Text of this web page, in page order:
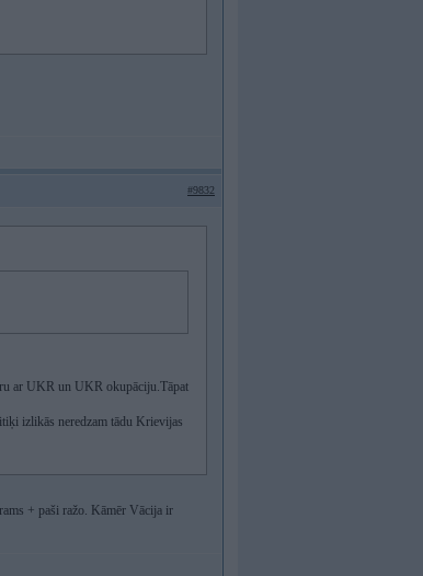
#9832
ar UKR un UKR okupāciju.Tāpat
izlikās neredzam tādu Krievijas
+ paši ražo. Kāmēr Vācija ir